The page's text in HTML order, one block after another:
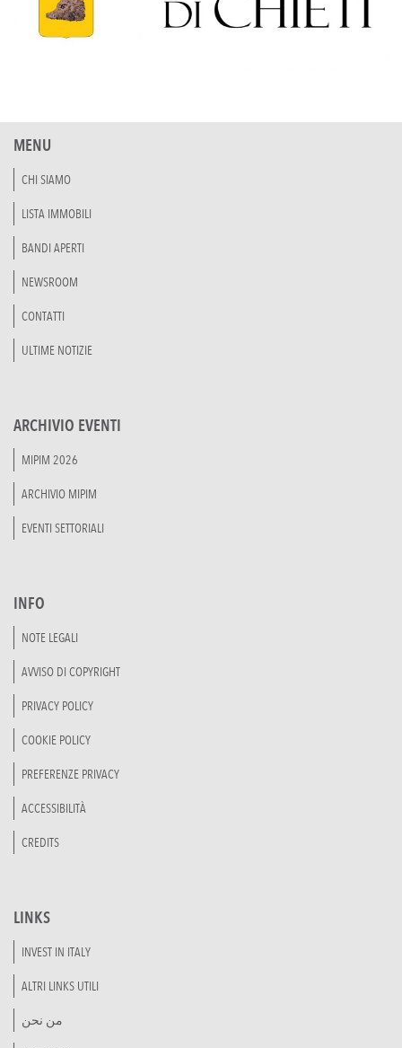
MENU
CHI SIAMO
LISTA IMMOBILI
BANDI APERTI
NEWSROOM
CONTATTI
ULTIME NOTIZIE
ARCHIVIO EVENTI
MIPIM 2026
ARCHIVIO MIPIM
EVENTI SETTORIALI
INFO
NOTE LEGALI
AVVISO DI COPYRIGHT
PRIVACY POLICY
COOKIE POLICY
PREFERENZE PRIVACY
ACCESSIBILITÀ
CREDITS
LINKS
INVEST IN ITALY
ALTRI LINKS UTILI
من نحن